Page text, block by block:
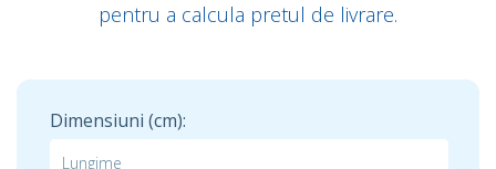
pentru a calcula pretul de livrare.
Dimensiuni (cm):